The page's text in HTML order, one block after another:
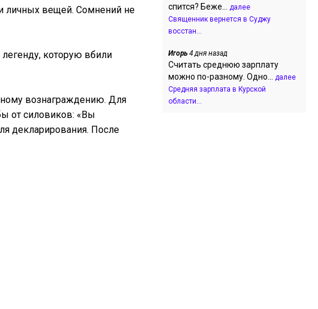
личных вещей. Сомнений не
которую вбили
вознаграждению. Для
от силовиков: «Вы
декларирования. После
спится? Беже... далее
Священник вернется в Суджу
восстан...
Игорь 4 дня назад
Считать среднюю зарплату
можно по-разному. Одно... далее
Средняя зарплата в Курской
области...